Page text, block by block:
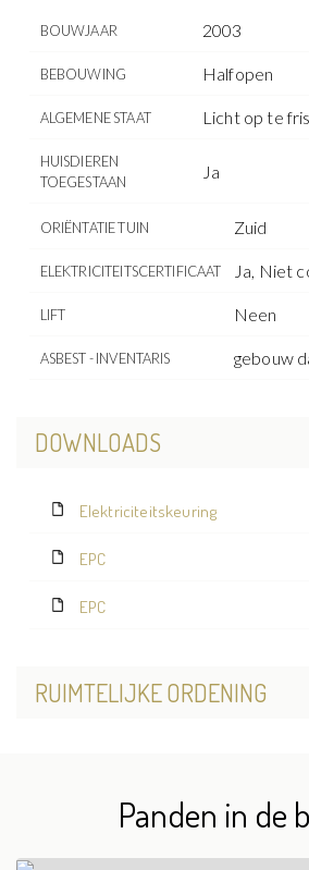
BOUWJAAR 2003
BEBOUWING Halfopen
ALGEMENE STAAT Licht op te
HUISDIEREN
TOEGESTAAN
Ja
ORIËNTATIE TUIN Zuid
ELEKTRICITEITSCERTIFICAAT Ja, Niet
LIFT Neen
ASBEST - INVENTARIS gebouw
DOWNLOADS
Elektriciteitskeuring
EPC
EPC
RUIMTELIJKE ORDENING
Panden in de